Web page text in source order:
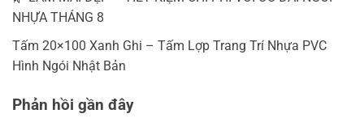
NHỰA THÁNG 8
Tấm 20×100 Xanh Ghi – Tấm Lợp Trang Trí Nhựa PVC
Hình Ngói Nhật Bản
Phản hồi gần đây